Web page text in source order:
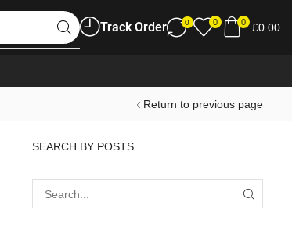
Track Order 0 0 0 £0.00
Return to previous page
SEARCH BY POSTS